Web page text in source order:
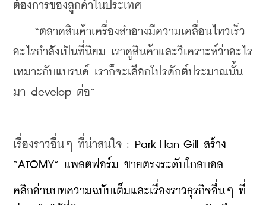
ต้องการของลูกค้าในประเทศ
“ตลาดสินค้าเครื่องสำอางมีความเคลื่อนไหวเร็ว
อะไรกำลังเป็นที่นิยม เราดูสินค้าและวิเคราะห์ว่าอะไร
เหมาะกับแบรนด์ เราก็จะเลือกโปรดักต์ประมาณนั้น
มา develop ต่อ”
เรื่องราวอื่นๆ ที่น่าสนใจ : Park Han Gill สร้าง
“ATOMY” แพลตฟอร์ม ขายตรงระดับโกลบอล
คลิกอ่านบทความฉบับเต็มและเรื่องราวธุรกิจอื่นๆ ที่